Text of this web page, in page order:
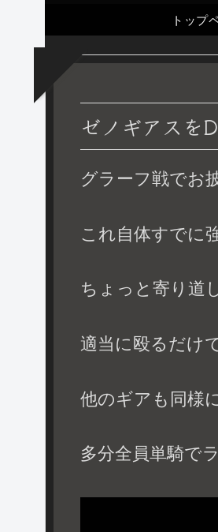
トップ
ゼノギアスを
グラーフ戦でお
これ自体すでに
ちょっと寄り道
適当に殴るだけ
他のギアも同様
多分全員単騎で